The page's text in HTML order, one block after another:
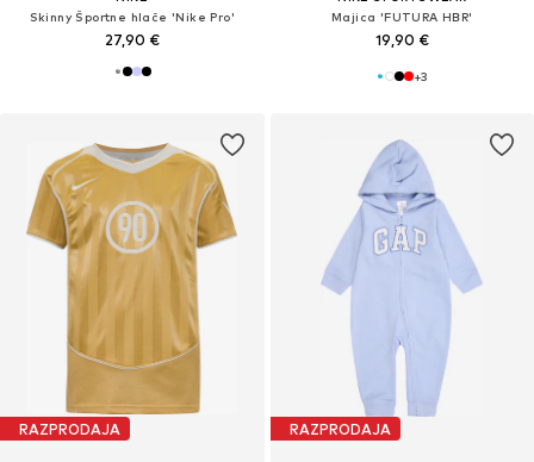
Skinny Športne hlače 'Nike Pro'
27,90 €
Majica 'FUTURA HBR'
19,90 €
+3
RAZPRODAJA RAZPRODAJA